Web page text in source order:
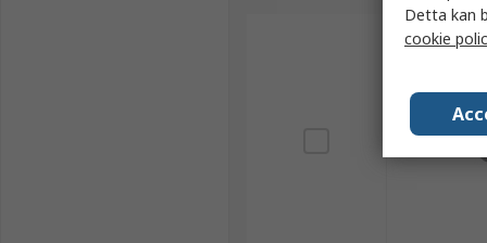
Detta kan
cookie